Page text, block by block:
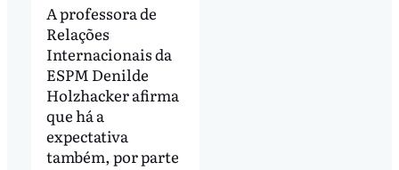
A professora de
Relações
Internacionais da
ESPM Denilde
Holzhacker afirma
que há a
expectativa
também, por parte